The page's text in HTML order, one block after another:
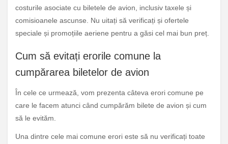
costurile asociate cu biletele de avion, inclusiv taxele și
comisioanele ascunse. Nu uitați să verificați și ofertele
speciale și promoțiile aeriene pentru a găsi cel mai bun preț.
Cum să evitați erorile comune la
cumpărarea biletelor de avion
În cele ce urmează, vom prezenta câteva erori comune pe
care le facem atunci când cumpărăm bilete de avion și cum
să le evităm.
Una dintre cele mai comune erori este să nu verificați toate